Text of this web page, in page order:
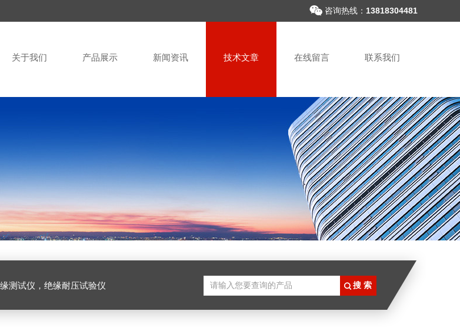
咨询热线： 13818304481
关于我们 产品展示 新闻资讯 技术文章 在线留言 联系我们
测试仪，绝缘耐压试验仪